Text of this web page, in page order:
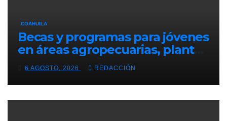
COAHUILA
Becas y programas para jóvenes
en áreas agropecuarias, plantea
Raúl Onofre
6 AGOSTO, 2026 REDACCIÓN